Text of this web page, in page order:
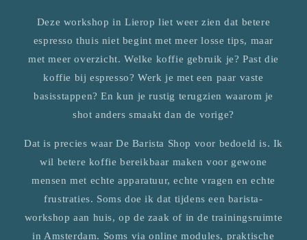
Deze workshop in Lierop liet weer zien dat betere
espresso thuis niet begint met meer losse tips, maar
met meer overzicht. Welke koffie gebruik je? Past die
koffie bij espresso? Werk je met een paar vaste
basisstappen? En kun je rustig terugzien waarom je
shot anders smaakt dan de vorige?
Dat is precies waar De Barista Shop voor bedoeld is. Ik
wil betere koffie bereikbaar maken voor gewone
mensen met echte apparatuur, echte vragen en echte
frustraties. Soms doe ik dat tijdens een barista-
workshop aan huis, op de zaak of in de trainingsruimte
in Amsterdam. Soms via online modules, praktische